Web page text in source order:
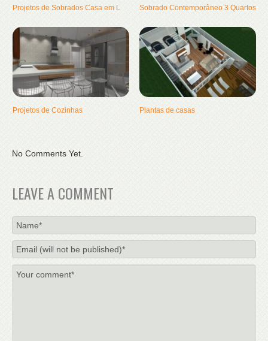
Projetos de Sobrados Casa em L Sobrado Contemporâneo 3 Quartos
Projetos de Cozinhas Plantas de casas
No Comments Yet.
LEAVE A COMMENT